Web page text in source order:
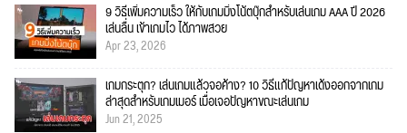
9 วิธีเพิ่มความเร็ว ให้กับเกมมิ่งโน้ตบุ๊กสำหรับเล่นเกม AAA ปี 2026
เล่นลื่น เข้าเกมไว ได้ภาพสวย
Apr 23, 2026
เกมกระตุก? เล่นเกมแล้วจอค้าง? 10 วิธีแก้ปัญหาเด้งออกจากเกม
ล่าสุดสำหรับเกมเมอร์ เมื่อเจอปัญหาขณะเล่นเกม
Jun 21, 2025